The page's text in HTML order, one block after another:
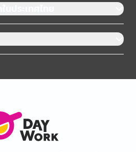
ประเทศไทย